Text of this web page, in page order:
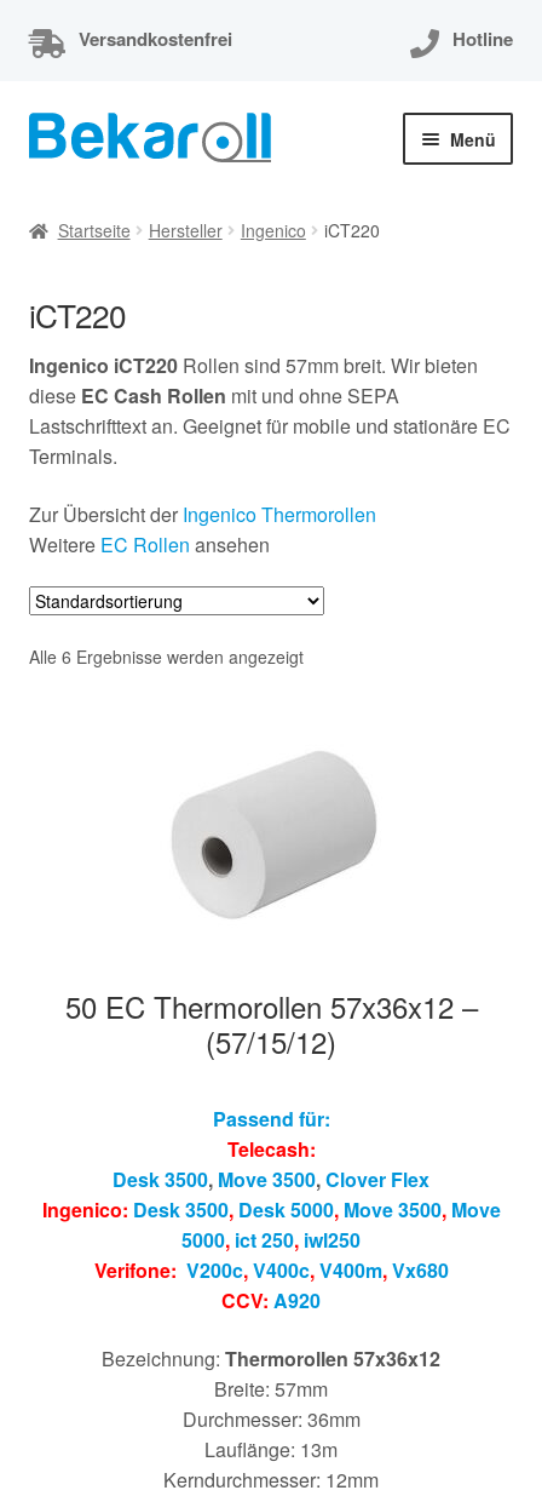
Versandkostenfrei Hotline
Zur
Navigation
Zum
Inhalt
Menü
EC-Cash Rollen
Kassenrollen
öffnen
Bonrollen
Mein Konto
Hersteller/Gerät
Apothekenrollen
Startseite Hersteller Ingenico iCT220
iCT220
Ingenico iCT220 Rollen sind 57mm breit. Wir bieten
diese EC Cash Rollen mit und ohne SEPA
Lastschrifttext an. Geeignet für mobile und stationäre EC
Terminals.
Zur Übersicht der Ingenico Thermorollen
Weitere EC Rollen ansehen
Alle 6 Ergebnisse werden angezeigt
50 EC Thermorollen 57x36x12 –
(57/15/12)
Passend für:
Telecash:
Desk 3500, Move 3500,Clover Flex
Ingenico: Desk 3500, Desk 5000, Move 3500, Move
5000, ict 250, iwl250
Verifone: V200c,V400c,V400m,Vx680
CCV: A920
Bezeichnung: Thermorollen 57x36x12
Breite: 57mm
Durchmesser: 36mm
Lauflänge: 13m
Kerndurchmesser: 12mm